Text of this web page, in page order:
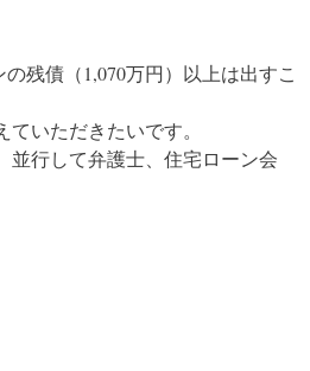
残債（1,070万円）以上は出すこ
いただきたいです。
並行して弁護士、住宅ローン会